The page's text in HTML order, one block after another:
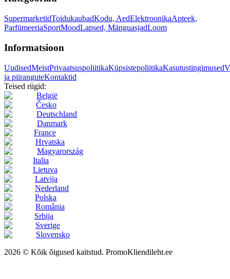
SupermarketidToidukaubadKodu, AedElektroonikaApteek,
ParfümeeriaSportMoodLapsed, MänguasjadLoom
Informatsioon
UudisedMeistPrivaatsuspoliitikaKüpsistepoliitikaKasutustingimused
ja piiranguteKontaktid
Teised riigid:
België
Česko
Deutschland
Danmark
France
Hrvatska
Magyarország
Italia
Lietuva
Latvija
Nederland
Polska
România
Srbija
Sverige
Slovensko
2026 © Kõik õigused kaitstud. PromoKliendileht.ee